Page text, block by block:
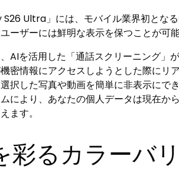
S26 Ultra」には、モバイル業界初とな
ーザーには鮮明な表示を保つことが可
AIを活用した「通話スクリーニング」
密情報にアクセスしようとした際に
択した写真や動画を簡単に非表示にで
により、あなたの個人データは現在
ます。
彩るカラーバ